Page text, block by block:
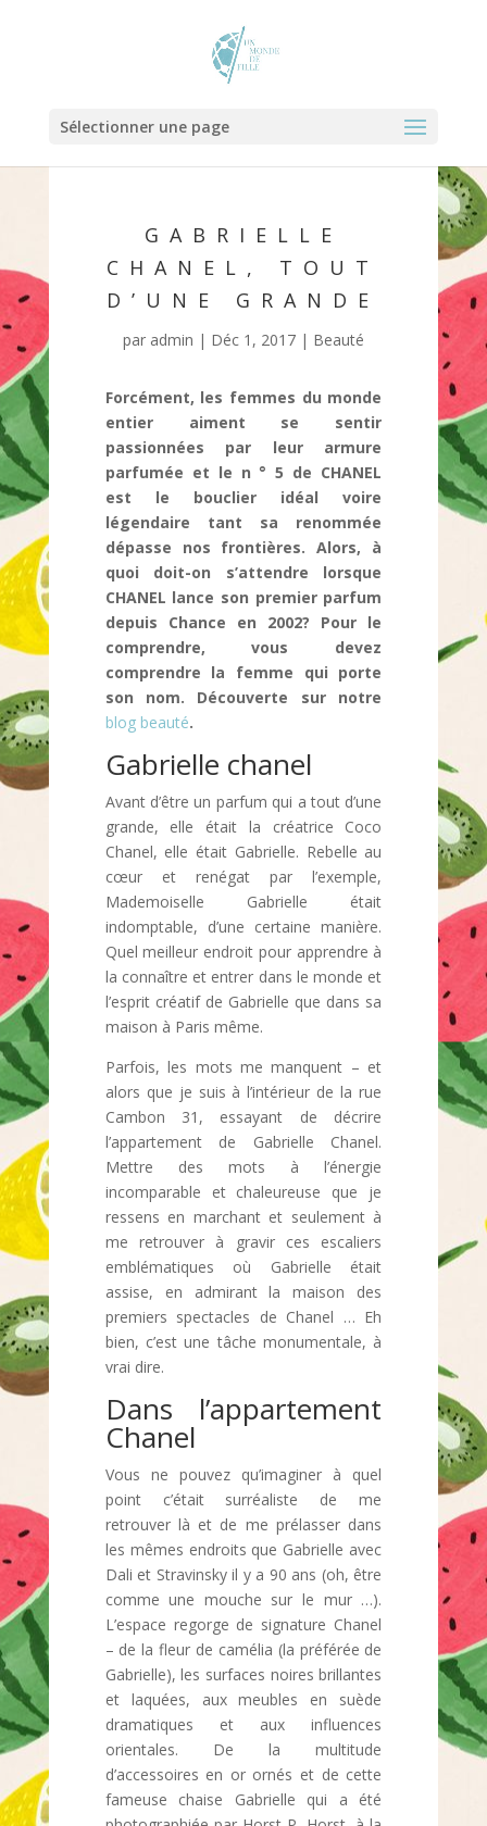
Sélectionner une page
GABRIELLE
CHANEL, TOUT
D’UNE GRANDE
par admin | Déc 1, 2017| Beauté
Forcément, les femmes du monde
entier aiment se sentir
passionnées par leur armure
parfumée et le n ° 5 de CHANEL
est le bouclier idéal voire
légendaire tant sa renommée
dépasse nos frontières. Alors, à
quoi doit-on s’attendre lorsque
CHANEL lance son premier parfum
depuis Chance en 2002? Pour le
comprendre, vous devez
comprendre la femme qui porte
son nom. Découverte sur notre
blog beauté.
Gabrielle chanel
Avant d’être un parfum qui a tout d’une
grande, elle était la créatrice Coco
Chanel, elle était Gabrielle. Rebelle au
cœur et renégat par l’exemple,
Mademoiselle Gabrielle était
indomptable, d’une certaine manière.
Quel meilleur endroit pour apprendre à
la connaître et entrer dans le monde et
l’esprit créatif de Gabrielle que dans sa
maison à Paris même.
Parfois, les mots me manquent – et
alors que je suis à l’intérieur de la rue
Cambon 31, essayant de décrire
l’appartement de Gabrielle Chanel.
Mettre des mots à l’énergie
incomparable et chaleureuse que je
ressens en marchant et seulement à
me retrouver à gravir ces escaliers
emblématiques où Gabrielle était
assise, en admirant la maison des
premiers spectacles de Chanel … Eh
bien, c’est une tâche monumentale, à
vrai dire.
Dans l’appartement
Chanel
Vous ne pouvez qu’imaginer à quel
point c’était surréaliste de me
retrouver là et de me prélasser dans
les mêmes endroits que Gabrielle avec
Dali et Stravinsky il y a 90 ans (oh, être
comme une mouche sur le mur …).
L’espace regorge de signature Chanel
– de la fleur de camélia (la préférée de
Gabrielle), les surfaces noires brillantes
et laquées, aux meubles en suède
dramatiques et aux influences
orientales. De la multitude
d’accessoires en or ornés et de cette
fameuse chaise Gabrielle qui a été